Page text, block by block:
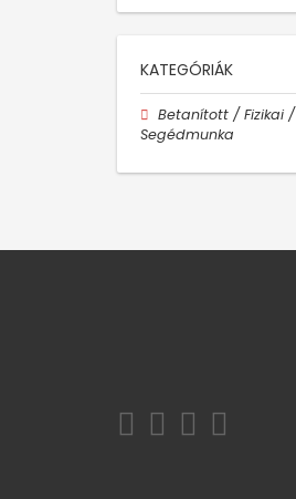
KATEGÓRIÁK
Betanított / Fizikai /
Segédmunka